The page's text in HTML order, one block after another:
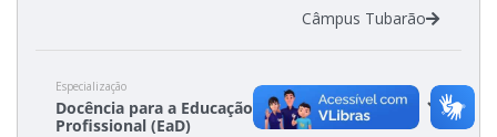
Câmpus Tubarão
Especialização
Docência para a Educação
Profissional (EaD)
Listar
Câmpus